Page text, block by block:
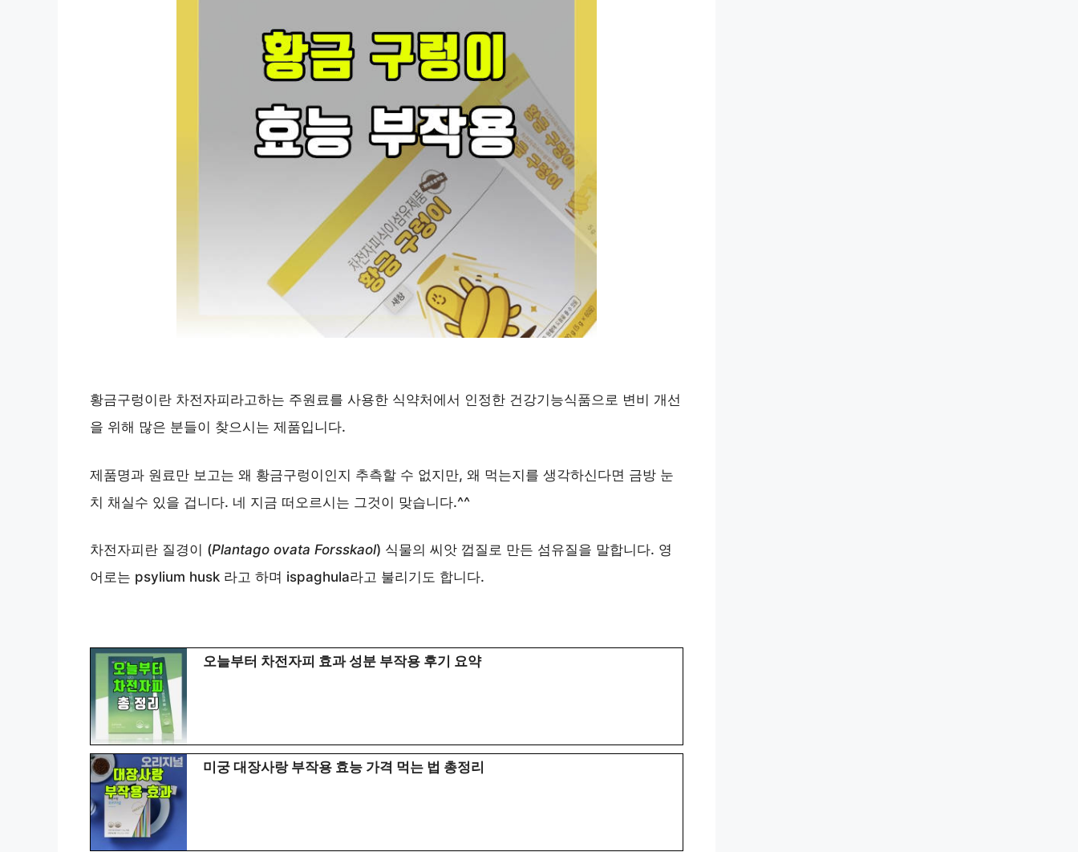
황금구렁이란 차전자피라고하는 주원료를 사용한 식약처에서 인정한 건강기능식품으로 변비 개선
을 위해 많은 분들이 찾으시는 제품입니다.
제품명과 원료만 보고는 왜 황금구렁이인지 추측할 수 없지만, 왜 먹는지를 생각하신다면 금방 눈
치 채실수 있을 겁니다. 네 지금 떠오르시는 그것이 맞습니다.^^
차전자피란 질경이 (Plantago ovata Forsskaol) 식물의 씨앗 껍질로 만든 섬유질을 말합니다. 영
어로는 psylium husk 라고 하며 ispaghula라고 불리기도 합니다.
오늘부터 차전자피 효과 성분 부작용 후기 요약
미궁 대장사랑 부작용 효능 가격 먹는 법 총정리